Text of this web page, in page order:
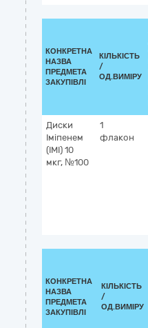
КОНКРЕТНА
НАЗВА
ПРЕДМЕТА
ЗАКУПІВЛІ
КІЛЬКІСТЬ
/
ОД.ВИМІРУ
Диски
Іміпенем
(ІМІ) 10
мкг, №100
1
флакон
КОНКРЕТНА
НАЗВА
ПРЕДМЕТА
ЗАКУПІВЛІ
КІЛЬКІСТЬ
/
ОД.ВИМІРУ